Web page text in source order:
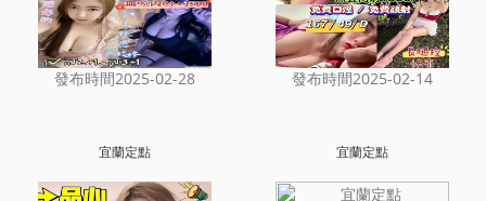
發布時間2025-02-28 發布時間2025-02-14
宜蘭定點 宜蘭定點